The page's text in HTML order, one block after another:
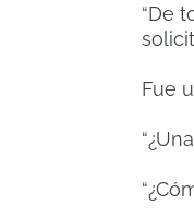
“De
Fue